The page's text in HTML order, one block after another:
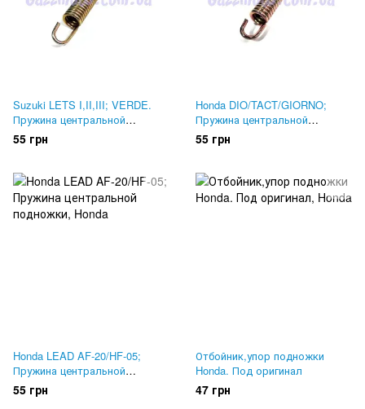
Suzuki LETS I,II,III; VERDE.
Пружина центральной
подножки
55 грн
Honda DIO/TACT/GIORNO;
Пружина центральной
подножки
55 грн
Honda LEAD AF-20/HF-05;
Пружина центральной
подножки
55 грн
Отбойник,упор подножки
Honda. Под оригинал
47 грн